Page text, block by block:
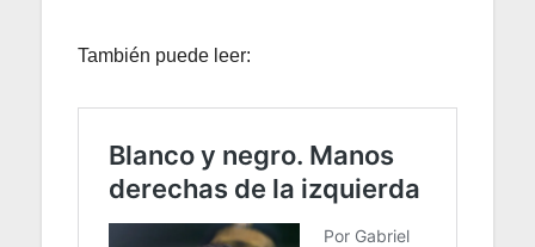
También puede leer: